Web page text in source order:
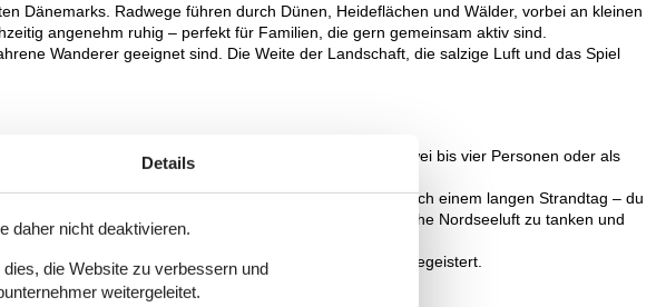
Dänemarks. Radwege führen durch Dünen, Heideflächen und Wälder, vorbei an kleinen
angenehm ruhig – perfekt für Familien, die gern gemeinsam aktiv sind.
Wanderer geeignet sind. Die Weite der Landschaft, die salzige Luft und das Spiel
sehnen. Ob du als Paar reist, als Familie mit zwei bis vier Personen oder als
und oft auch Kamin oder Sauna.
Spieleabende oder entspannte Stunden nach einem langen Strandtag – du
ein kurzer Aufenthalt von 2–6 Tagen lohnt sich, um frische Nordseeluft zu tanken und
allen guttut – ein Ort, der dich entschleunigt und begeistert.
Details
daher nicht deaktivieren.
die Website zu verbessern und
weitergeleitet.